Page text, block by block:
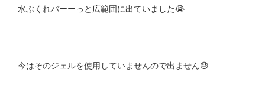
水ぶくれバーーっと広範囲に出ていました😭
今はそのジェルを使用していませんので出ません😓